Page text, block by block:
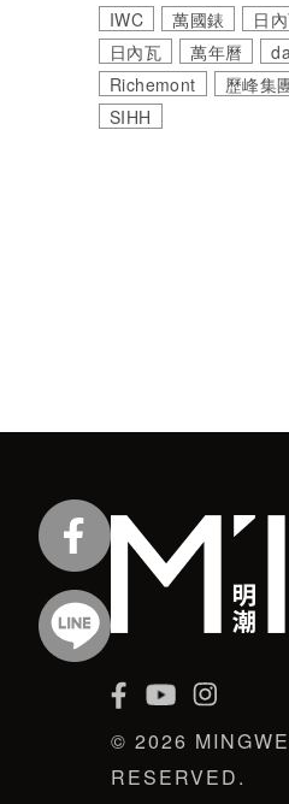
IWC 萬國錶
日
日內瓦
萬年曆
Richemont
歷峰集
SIHH
© 2026
RESERVED.